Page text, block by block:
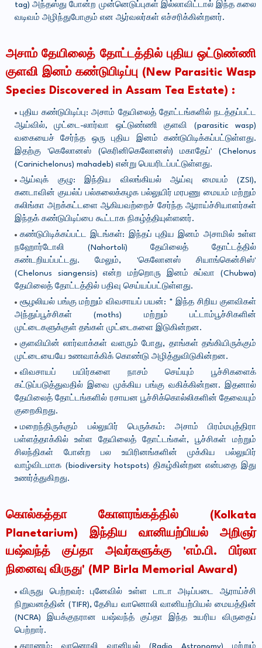
tag) அந்தஸ்து போன்ற முன்னெடுப்புகள் இல்லாவிட்டால் இந்த கலை
வடிவம் அழிந்துபோகும் என ஆர்வலர்கள் எச்சரிக்கின்றனர்.
அசாம் தேயிலைத் தோட்டத்தில் புதிய ஒட்டுண்ணி
குளவி இனம் கண்டுபிடிப்பு (New Parasitic Wasp
Species Discovered in Assam Tea Estate) :
புதிய கண்டுபிடிப்பு: அசாம் தேயிலைத் தோட்டங்களில் நடத்தப்பட்ட
ஆய்வில், முட்டை-லார்வா ஒட்டுண்ணி குளவி (parasitic wasp)
வகையைச் சேர்ந்த ஒரு புதிய இனம் கண்டுபிடிக்கப்பட்டுள்ளது.
இதற்கு 'கெலோனஸ் (கெரினிகெலோனஸ்) மகாதேப்' (Chelonus
(Carinichelonus) mahadeb) என்று பெயரிடப்பட்டுள்ளது.
ஆய்வுக் குழு: இந்திய விலங்கியல் ஆய்வு மையம் (ZSI),
கனடாவின் குயல்ப் பல்கலைக்கழக பல்லுயிர் மரபணு மையம் மற்றும்
கலிங்கா அறக்கட்டளை ஆகியவற்றைச் சேர்ந்த ஆராய்ச்சியாளர்கள்
இந்தக் கண்டுபிடிப்பை கூட்டாக நிகழ்த்தியுள்ளனர்.
கண்டுபிடிக்கப்பட்ட இடங்கள்: இந்தப் புதிய இனம் அசாமில் உள்ள
நஹோர்டோலி (Nahortoli) தேயிலைத் தோட்டத்தில்
கண்டறியப்பட்டது. மேலும், 'கெலோனஸ் சியாங்கென்சிஸ்'
(Chelonus siangensis) என்ற மற்றொரு இனம் சுப்வா (Chubwa)
தேயிலைத் தோட்டத்தில் பதிவு செய்யப்பட்டுள்ளது.
சூழலியல் பங்கு மற்றும் விவசாயப் பயன்: * இந்த சிறிய குளவிகள்
அந்துப்பூச்சிகள் (moths) மற்றும் பட்டாம்பூச்சிகளின்
முட்டைகளுக்குள் தங்கள் முட்டைகளை இடுகின்றன.
குளவியின் லார்வாக்கள் வளரும் போது, தாங்கள் தங்கியிருக்கும்
முட்டையையே உணவாக்கிக் கொண்டு அழித்துவிடுகின்றன.
விவசாயப் பயிர்களை நாசம் செய்யும் பூச்சிகளைக்
கட்டுப்படுத்துவதில் இவை முக்கிய பங்கு வகிக்கின்றன. இதனால்
தேயிலைத் தோட்டங்களில் ரசாயன பூச்சிக்கொல்லிகளின் தேவையும்
குறைகிறது.
மறைந்திருக்கும் பல்லுயிர் பெருக்கம்: அசாம் பிரம்மபுத்திரா
பள்ளத்தாக்கில் உள்ள தேயிலைத் தோட்டங்கள், பூச்சிகள் மற்றும்
சிலந்திகள் போன்ற பல உயிரினங்களின் முக்கிய பல்லுயிர்
வாழ்விடமாக (biodiversity hotspots) திகழ்கின்றன என்பதை இது
உணர்த்துகிறது.
கொல்கத்தா கோளரங்கத்தில் (Kolkata
Planetarium) இந்திய வானியற்பியல் அறிஞர்
யஷ்வந்த் குப்தா அவர்களுக்கு 'எம்.பி. பிர்லா
நினைவு விருது' (MP Birla Memorial Award)
விருது பெற்றவர்: புனேவில் உள்ள டாடா அடிப்படை ஆராய்ச்சி
நிறுவனத்தின் (TIFR), தேசிய வானொலி வானியற்பியல் மையத்தின்
(NCRA) இயக்குநரான யஷ்வந்த் குப்தா இந்த உயரிய விருதைப்
பெற்றார்.
காரணம்: வானொலி வானியல் (Radio Astronomy) மற்றும்